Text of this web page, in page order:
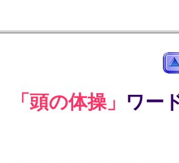
「頭の体操」 ワー